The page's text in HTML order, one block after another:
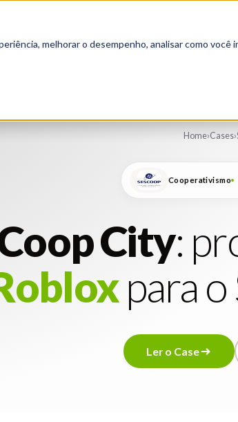
melhorar o desempenho, analisar como
Home›Cases›
Cooperativismo
City:
para o
Lero Case